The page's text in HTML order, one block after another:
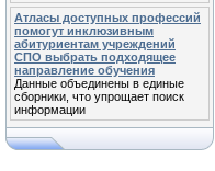
Атласы доступных профессий
помогут инклюзивным
абитуриентам учреждений
СПО выбрать подходящее
направление обучения
Данные объединены в единые
сборники, что упрощает поиск
информации